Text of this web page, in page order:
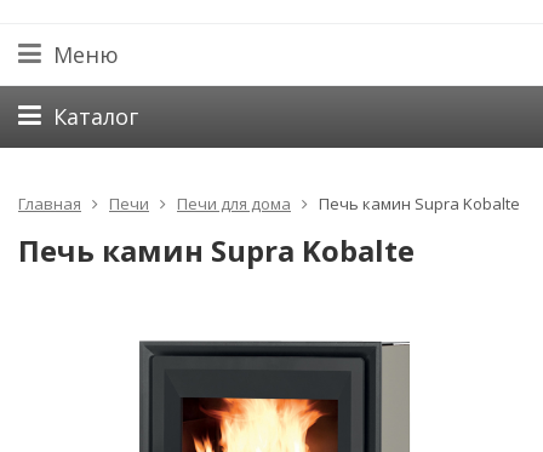
Меню
Каталог
Главная Печи Печи для дома Печь камин Supra Kobalte
Печь камин Supra Kobalte